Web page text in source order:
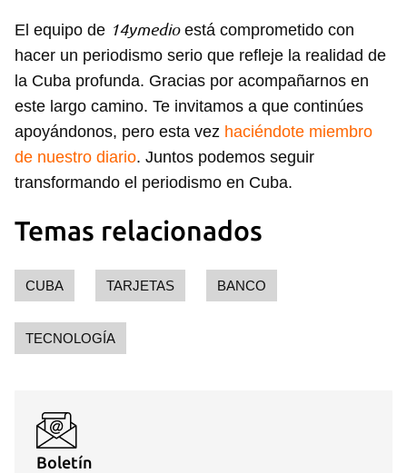
El equipo de 14ymedioestá comprometido con
hacer un periodismo serio que refleje la realidad de
la Cuba profunda. Gracias por acompañarnos en
este largo camino. Te invitamos a que continúes
apoyándonos, pero esta vez haciéndote miembro
de nuestro diario. Juntos podemos seguir
transformando el periodismo en Cuba.
Temas relacionados
CUBA TARJETAS BANCO
TECNOLOGÍA
Boletín